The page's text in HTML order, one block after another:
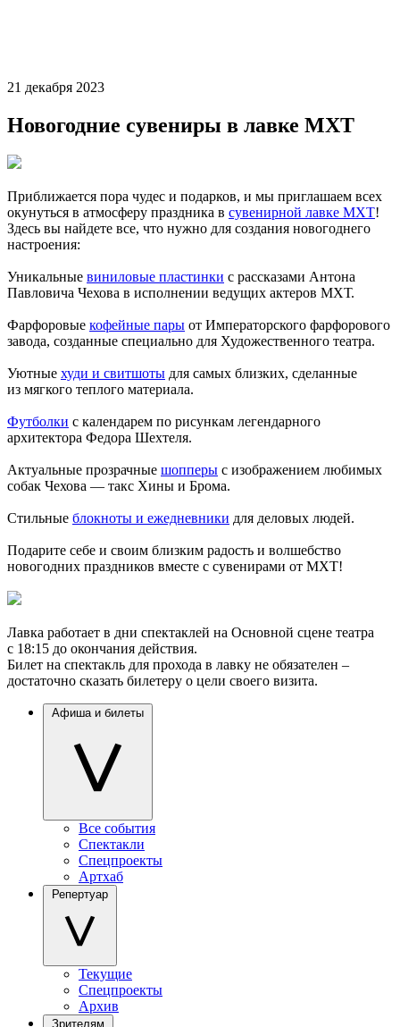
21 декабря 2023
Новогодние сувениры в лавке МХТ
Приближается пора чудес и подарков, и мы приглашаем всех
окунуться в атмосферу праздника в сувенирной лавке МХТ!
Здесь вы найдете все, что нужно для создания новогоднего
настроения:
Уникальные виниловые пластинки с рассказами Антона
Павловича Чехова в исполнении ведущих актеров МХТ.
Фарфоровые кофейные пары от Императорского фарфорового
завода, созданные специально для Художественного театра.
Уютные худи и свитшоты для самых близких, сделанные
из мягкого теплого материала.
Футболки с календарем по рисункам легендарного
архитектора Федора Шехтеля.
Актуальные прозрачные шопперы с изображением любимых
собак Чехова — такс Хины и Брома.
Стильные блокноты и ежедневники для деловых людей.
Подарите себе и своим близким радость и волшебство
новогодних праздников вместе с сувенирами от МХТ!
Лавка работает в дни спектаклей на Основной сцене театра
с 18:15 до окончания действия.
Билет на спектакль для прохода в лавку не обязателен –
достаточно сказать билетеру о цели своего визита.
Афиша и билеты
Все события
Спектакли
Спецпроекты
Артхаб
Репертуар
Текущие
Спецпроекты
Архив
Зрителям